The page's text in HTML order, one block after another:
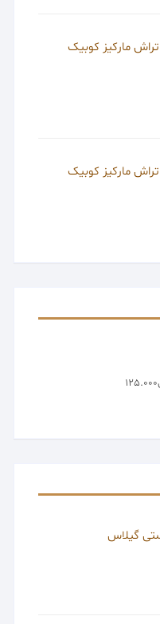
مارکیز کوبیک
مارکیز کوبیک
125.000
گیلاس